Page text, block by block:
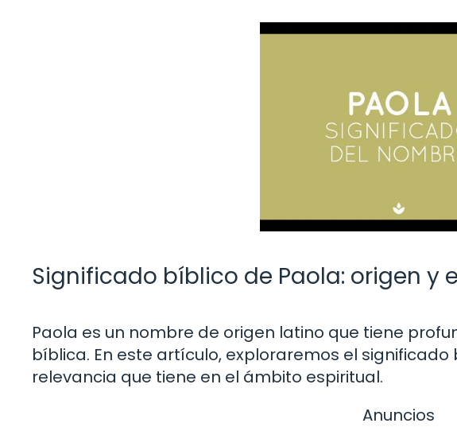
Significado bíblico de Paola: origen y
Paola es un nombre de origen latino que tiene
bíblica. En este artículo, exploraremos el significado
relevancia que tiene en el ámbito espiritual.
Anuncios